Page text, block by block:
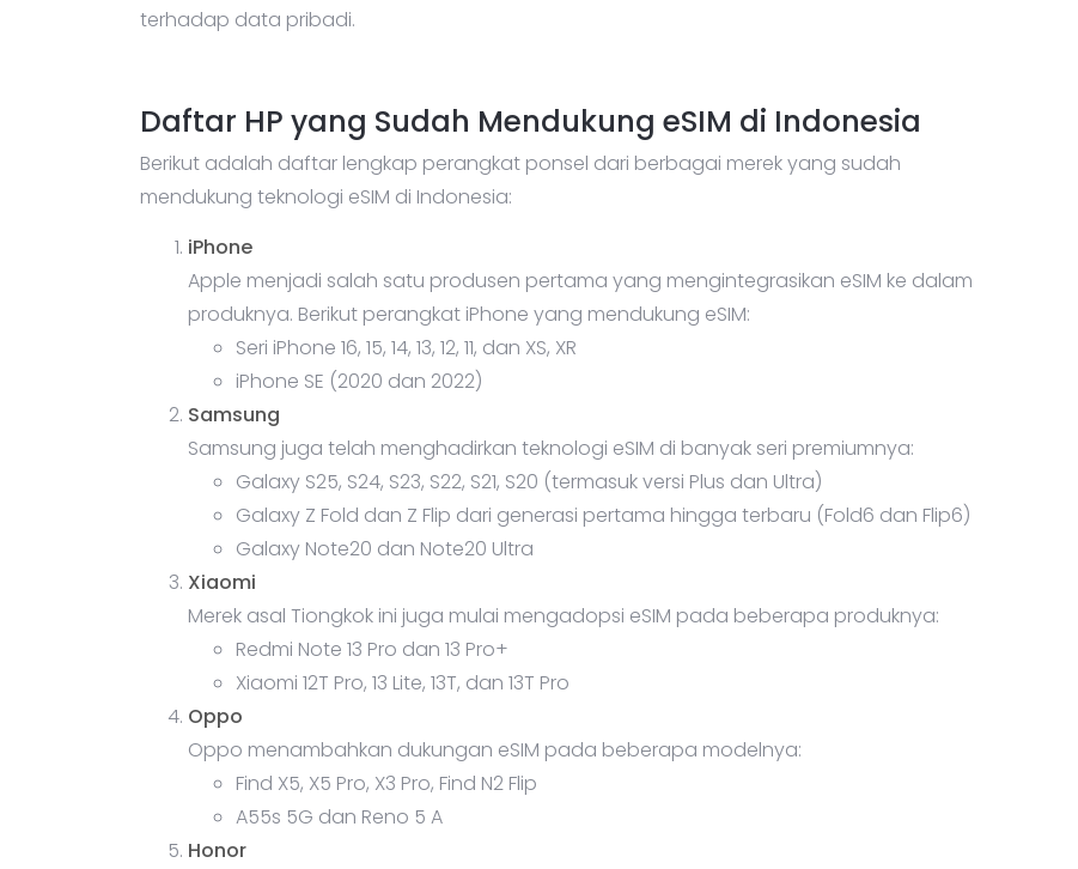
terhadap data pribadi.
Daftar HP yang Sudah Mendukung eSIM di Indonesia
Berikut adalah daftar lengkap perangkat ponsel dari berbagai merek yang sudah
mendukung teknologi eSIM di Indonesia:
iPhone
Apple menjadi salah satu produsen pertama yang mengintegrasikan eSIM ke dalam
produknya. Berikut perangkat iPhone yang mendukung eSIM:
Seri iPhone 16, 15, 14, 13, 12, 11, dan XS, XR
iPhone SE (2020 dan 2022)
Samsung
Samsung juga telah menghadirkan teknologi eSIM di banyak seri premiumnya:
Galaxy S25, S24, S23, S22, S21, S20 (termasuk versi Plus dan Ultra)
Galaxy Z Fold dan Z Flip dari generasi pertama hingga terbaru (Fold6 dan Flip6)
Galaxy Note20 dan Note20 Ultra
Xiaomi
Merek asal Tiongkok ini juga mulai mengadopsi eSIM pada beberapa produknya:
Redmi Note 13 Pro dan 13 Pro+
Xiaomi 12T Pro, 13 Lite, 13T, dan 13T Pro
Oppo
Oppo menambahkan dukungan eSIM pada beberapa modelnya:
Find X5, X5 Pro, X3 Pro, Find N2 Flip
A55s 5G dan Reno 5 A
Honor